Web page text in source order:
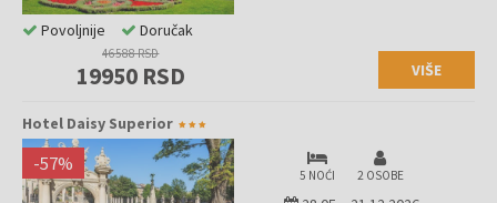
46588 RSD
19950 RSD VIŠE
Povoljnije Doručak
Hotel Daisy Superior
-57% 5 NOĆI 2 OSOBE